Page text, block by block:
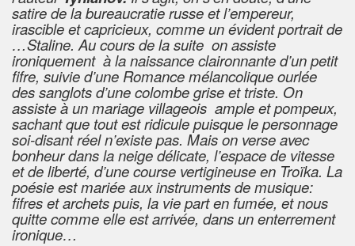
satirede la bureaucratie russe et l’empereur,
irascible et capricieux, comme un évident portrait de
…Staline. Au cours de la suite on assiste
ironiquement à la naissance claironnante d’un petit
fifre, suivie d’une Romance mélancolique ourlée
des sanglots d’une colombe grise et triste. On
assiste à un mariage villageois ample et pompeux,
sachant que tout est ridicule puisque le personnage
soi-disant réel n’existe pas. Mais on verse avec
bonheur dans la neige délicate, l’espace de vitesse
et de liberté, d’une course vertigineuse en Troïka. La
poésie est mariée aux instruments de musique:
fifres et archets puis, la vie part en fumée, et nous
quitte comme elle est arrivée, dans un enterrement
ironique…